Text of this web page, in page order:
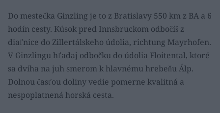
Do mestečka Ginzling je to z Bratislavy 550 km z BA a 6
hodín cesty. Kúsok pred Innsbruckom odbočíš z
diaľnice do Zillertálskeho údolia, richtung Mayrhofen.
V Ginzlingu hľadaj odbočku do údolia Floitental, ktoré
sa dvíha na juh smerom k hlavnému hrebeňu Álp.
Dolnou časťou doliny vedie pomerne kvalitná a
nespoplatnená horská cesta.